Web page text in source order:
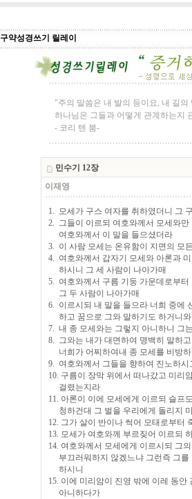
구약성경쓰기 릴레이
"주의 말씀은 내 발의 등이요, 내 길
하나님은 그들과 어떻게 관계하는지
- 코리 텐 붐-
민수기 12장
이재영
1. 모세가 구스 여자를 취하였더니 그
2. 그들이 이르되 여호와께서 모세와
여호와께서 이 말을 들으셨더라
3. 이 사람 모세는 온유함이 지면의 모
4. 여호와께서 갑자기 모세와 아론과
하시니 그 세 사람이 나아가매
5. 여호와께서 구름 기둥 가운데로부
그 두 사람이 나아가매
6. 이르시되 내 말을 들으라 너희 중에
하고 꿈으로 그와 말하기도 하거니와
7. 내 종 모세와는 그렇지 아니하니 그
8. 그와는 내가 대면하여 명백히 말하
너희가 어찌하여내 종 모세를 비방
9. 여호와께서 그들을 향하여 진노하시
10. 구름이 장막 위에서 떠나갔고 미리
걸렸는지라
11. 아론이 이에 모세에게 이르되 슬프
청하건대 그 벌을 우리에게 돌리지
12. 그가 살이 반이나 썩어 모태로부터
13. 모세가 여호와께 부르짖어 이르되
14. 여호와께서 모세에게 이르시되 그
부끄러워하지 않겠느냐 그런즉 그를
하시니
15. 이에 미리암이 진영 밖에 이레 동
아니하다가